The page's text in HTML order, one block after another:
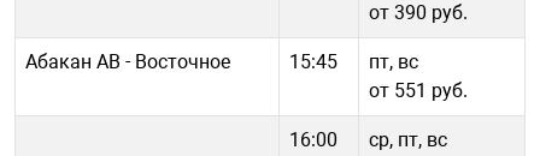
от 390 руб.
Абакан АВ - Восточное 15:45
пт, вс
от 551 руб.
16:00
ср, пт, вс